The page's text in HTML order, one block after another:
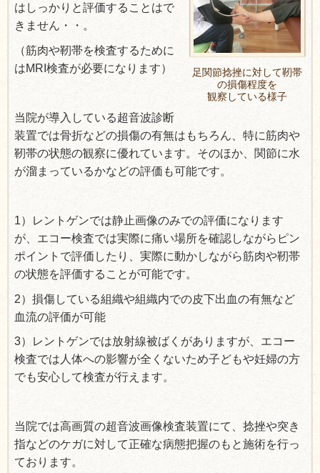
足関節捻挫に対して靭帯
の損傷程度を
観察している様子
はしっかりと評価することはで
きません・・。
（筋肉や靭帯を検査するために
はMRI検査が必要になります）
当院が導入している超音波診断
装置では骨折などの損傷の有無はもちろん、特に筋肉や
靭帯の状態の観察に優れています。 そのほか、 関節に水
が溜まっているかなどの評価も可能です。
1）レントゲンでは静止画像のみでの評価になります
が、エコー検査では実際に痛い場所を確認しながらピン
ポイントで評価したり、実際に動かしながら筋肉や靭帯
の状態を評価することが可能です。
2）損傷している組織や組織内での皮下出血の有無など
血流の評価が可能
3）レントゲンでは放射線被ばくがありますが、エコー
検査では人体への影響が全くないため子どもや妊婦の方
でも安心して検査が行えます。
当院では高画質の超音波画像検査装置にて、捻挫や突き
指などのケガに対して正確な病態把握のもと施術を行っ
ております。